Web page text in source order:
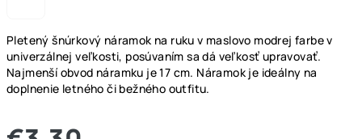
Pletený šnúrkový náramok na ruku v maslovo modrej farbe v
univerzálnej veľkosti, posúvaním sa dá veľkosť upravovať.
Najmenší obvod náramku je 17 cm. Náramok je ideálny na
doplnenie letného či bežného outfitu.